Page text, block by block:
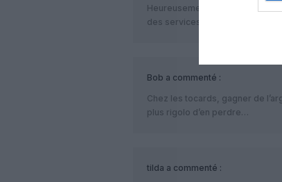
Heureusement, il existe
des services fiables!
Bob a commenté :
Chez les tocards, gagner de
plus rigolo d’en perdre…
tilda a commenté :